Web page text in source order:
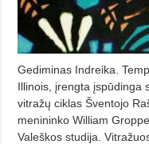
Gediminas Indreika.
Illinois, įrengta įspūdinga
vitražų ciklas Šventojo
menininko William
Valeškos studija.